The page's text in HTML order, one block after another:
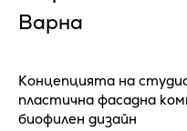
Варна
Концепцията на
пластична фасадна
биофилен дизайн